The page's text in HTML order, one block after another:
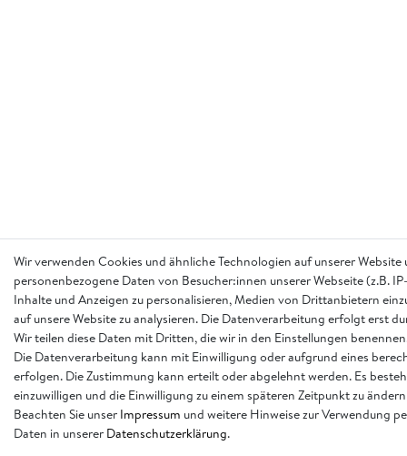
Wir verwenden Cookies und ähnliche Technologien auf unserer
personenbezogene Daten von Besucher:innen unserer Webseite (z.B.
Inhalte und Anzeigen zu personalisieren, Medien von Drittanbietern
auf unsere Website zu analysieren. Die Datenverarbeitung erfolgt erst
Wir teilen diese Daten mit Dritten, die wir in den Einstellungen
Die Datenverarbeitung kann mit Einwilligung oder aufgrund eines
erfolgen. Die Zustimmung kann erteilt oder abgelehnt werden. Es
einzuwilligen und die Einwilligung zu einem späteren Zeitpunkt zu
Beachten Sie unser Impressum und weitere Hinweise zur Verwendung
Daten in unserer Daten­schutz­erklärung.